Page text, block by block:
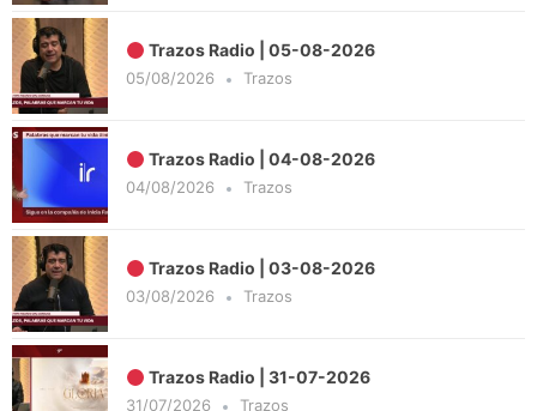
Trazos Radio | 05-08-2026
05/08/2026 Trazos
Trazos Radio | 04-08-2026
04/08/2026 Trazos
Trazos Radio | 03-08-2026
03/08/2026 Trazos
Trazos Radio | 31-07-2026
31/07/2026 Trazos